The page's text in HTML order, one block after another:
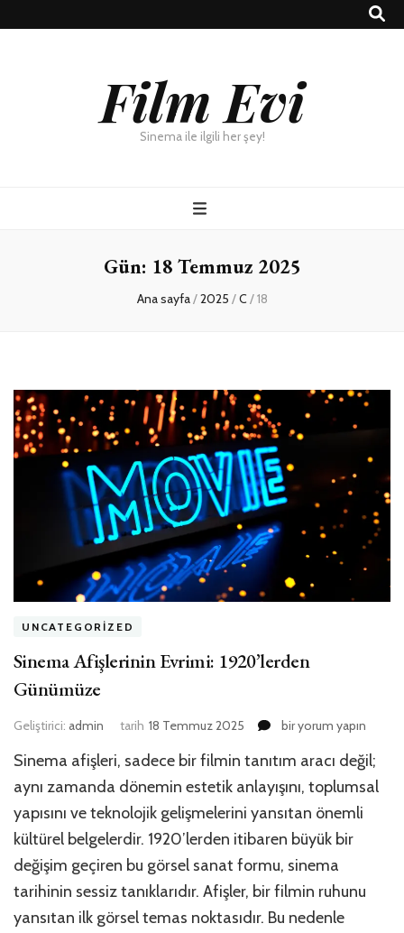
Film Evi
Sinema ile ilgili her şey!
Gün: 18 Temmuz 2025
Ana sayfa/2025 /C /18
UNCATEGORIZED
Sinema Afişlerinin Evrimi: 1920’lerden
Günümüze
Geliştirici: admin tarih 18 Temmuz 2025
Sinema
Evrimi:
1920’lerden
Günümüze
için
bir yorum yapın
Sinema afişleri, sadece bir filmin tanıtım aracı değil;
aynı zamanda dönemin estetik anlayışını, toplumsal
yapısını ve teknolojik gelişmelerini yansıtan önemli
kültürel belgelerdir. 1920’lerden itibaren büyük bir
değişim geçiren bu görsel sanat formu, sinema
tarihinin sessiz tanıklarıdır. Afişler, bir filmin ruhunu
yansıtan ilk görsel temas noktasıdır. Bu nedenle